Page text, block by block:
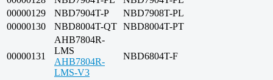
00000129
NBD7904T-P
NBD7908T-PL
00000130
NBD8004T-QT NBD8004T-PT
00000131
AHB7804R-
LMS
AHB7804R-
LMS-V3
NBD6804T-F